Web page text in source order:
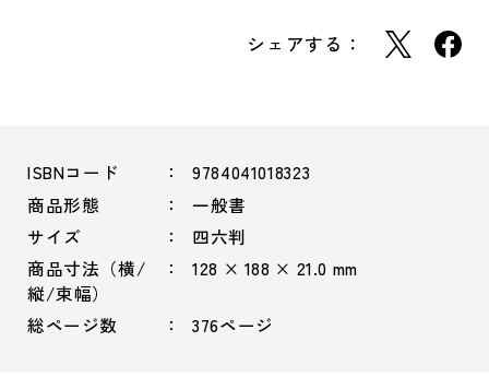
シェアする：
ISBNコード
9784041018323
商品形態
一般書
サイズ
四六判
商品寸法（横/
縦/束幅）
128 × 188 × 21.0 mm
総ページ数 376ページ